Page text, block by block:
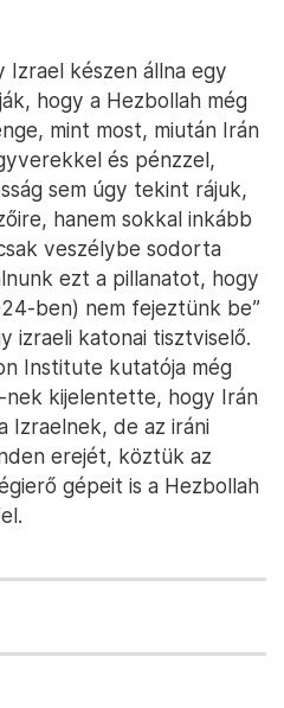
Izrael készen állna egy
hogy a Hezbollah még
mint most, miután Irán
és pénzzel,
sem úgy tekint rájuk,
hanem sokkal inkább
veszélybe sodorta
ezt a pillanatot, hogy
ben) nem fejeztünk be”
izraeli katonai tisztviselő.
Institute kutatója még
nek kijelentette, hogy Irán
Izraelnek, de az iráni
erejét, köztük az
gépeit is a Hezbollah